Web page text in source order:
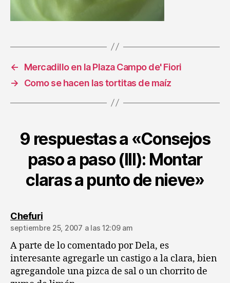
←
Mercadillo en la Plaza Campo de' Fiori
→
Como se hacen las tortitas de maíz
9 respuestas a «Consejos
paso a paso (III): Montar
claras a punto de nieve»
Chefuridice:
septiembre 25, 2007 a las 12:09 am
A parte de lo comentado por Dela, es
interesante agregarle un castigo a la clara, bien
agregandole una pizca de sal o un chorrito de